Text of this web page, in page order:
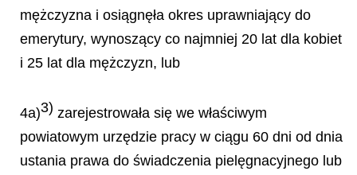
mężczyzna i osiągnęła okres uprawniający do
emerytury, wynoszący co najmniej 20 lat dla kobiet
i 25 lat dla mężczyzn, lub
4a)3) zarejestrowała się we właściwym
powiatowym urzędzie pracy w ciągu 60 dni od dnia
ustania prawa do świadczenia pielęgnacyjnego lub